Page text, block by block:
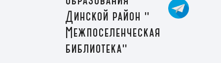
Динской район "
Межпоселенческая
библиотека"